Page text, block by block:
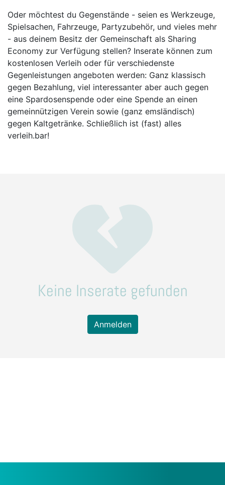
Oder möchtest du Gegenstände - seien es Werkzeuge,
Spielsachen, Fahrzeuge, Partyzubehör, und vieles mehr
- aus deinem Besitz der Gemeinschaft als Sharing
Economy zur Verfügung stellen? Inserate können zum
kostenlosen Verleih oder für verschiedenste
Gegenleistungen angeboten werden: Ganz klassisch
gegen Bezahlung, viel interessanter aber auch gegen
eine Spardosenspende oder eine Spende an einen
gemeinnützigen Verein sowie (ganz emsländisch)
gegen Kaltgetränke. Schließlich ist (fast) alles
verleih.bar!
Keine Inserate gefunden
Anmelden